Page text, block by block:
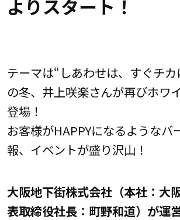
よりスタート！
テーマは“しあわせは、すぐチ
の冬、井上咲楽さんが再びホワ
登場！
お客様がHAPPYになるようなバ
報、イベントが盛り沢山！
大阪地下街株式会社（本社：大
表取締役社長：町野和道） が運